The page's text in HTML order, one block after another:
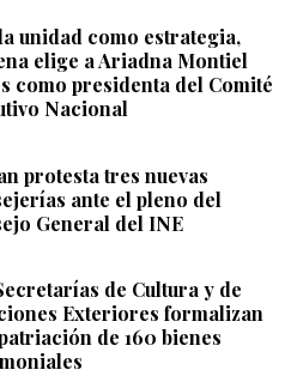
unidad como estrategia,
elige a Ariadna Montiel
como presidenta del Comité
Nacional
protesta tres nuevas
ante el pleno del
General del INE
de Cultura y de
Exteriores formalizan
de 160 bienes